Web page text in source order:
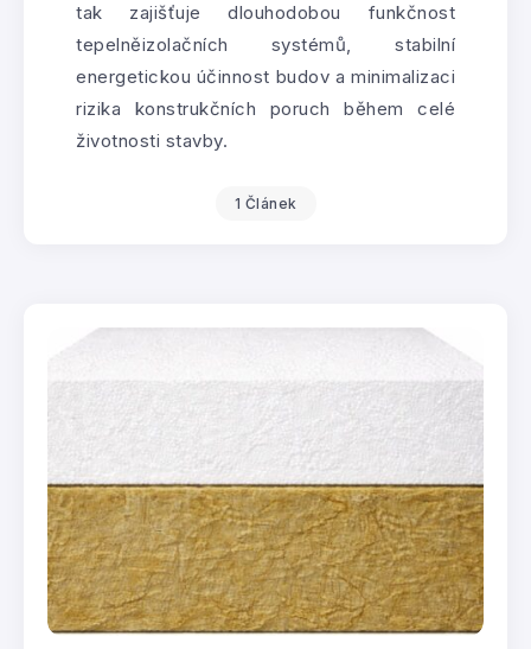
tak zajišťuje dlouhodobou funkčnost
tepelněizolačních systémů, stabilní
energetickou účinnost budov a minimalizaci
rizika konstrukčních poruch během celé
životnosti stavby.
1 Článek